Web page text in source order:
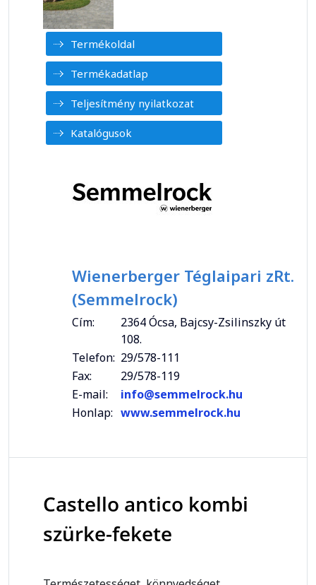
Termékoldal
Termékadatlap
Teljesítmény nyilatkozat
Katalógusok
Wienerberger Téglaipari zRt.
(Semmelrock)
Cím:
2364 Ócsa, Bajcsy-Zsilinszky út
108.
Telefon: 29/578-111
Fax:
29/578-119
E-mail:
info@semmelrock.hu
Honlap: www.semmelrock.hu
Castello antico kombi
szürke-fekete